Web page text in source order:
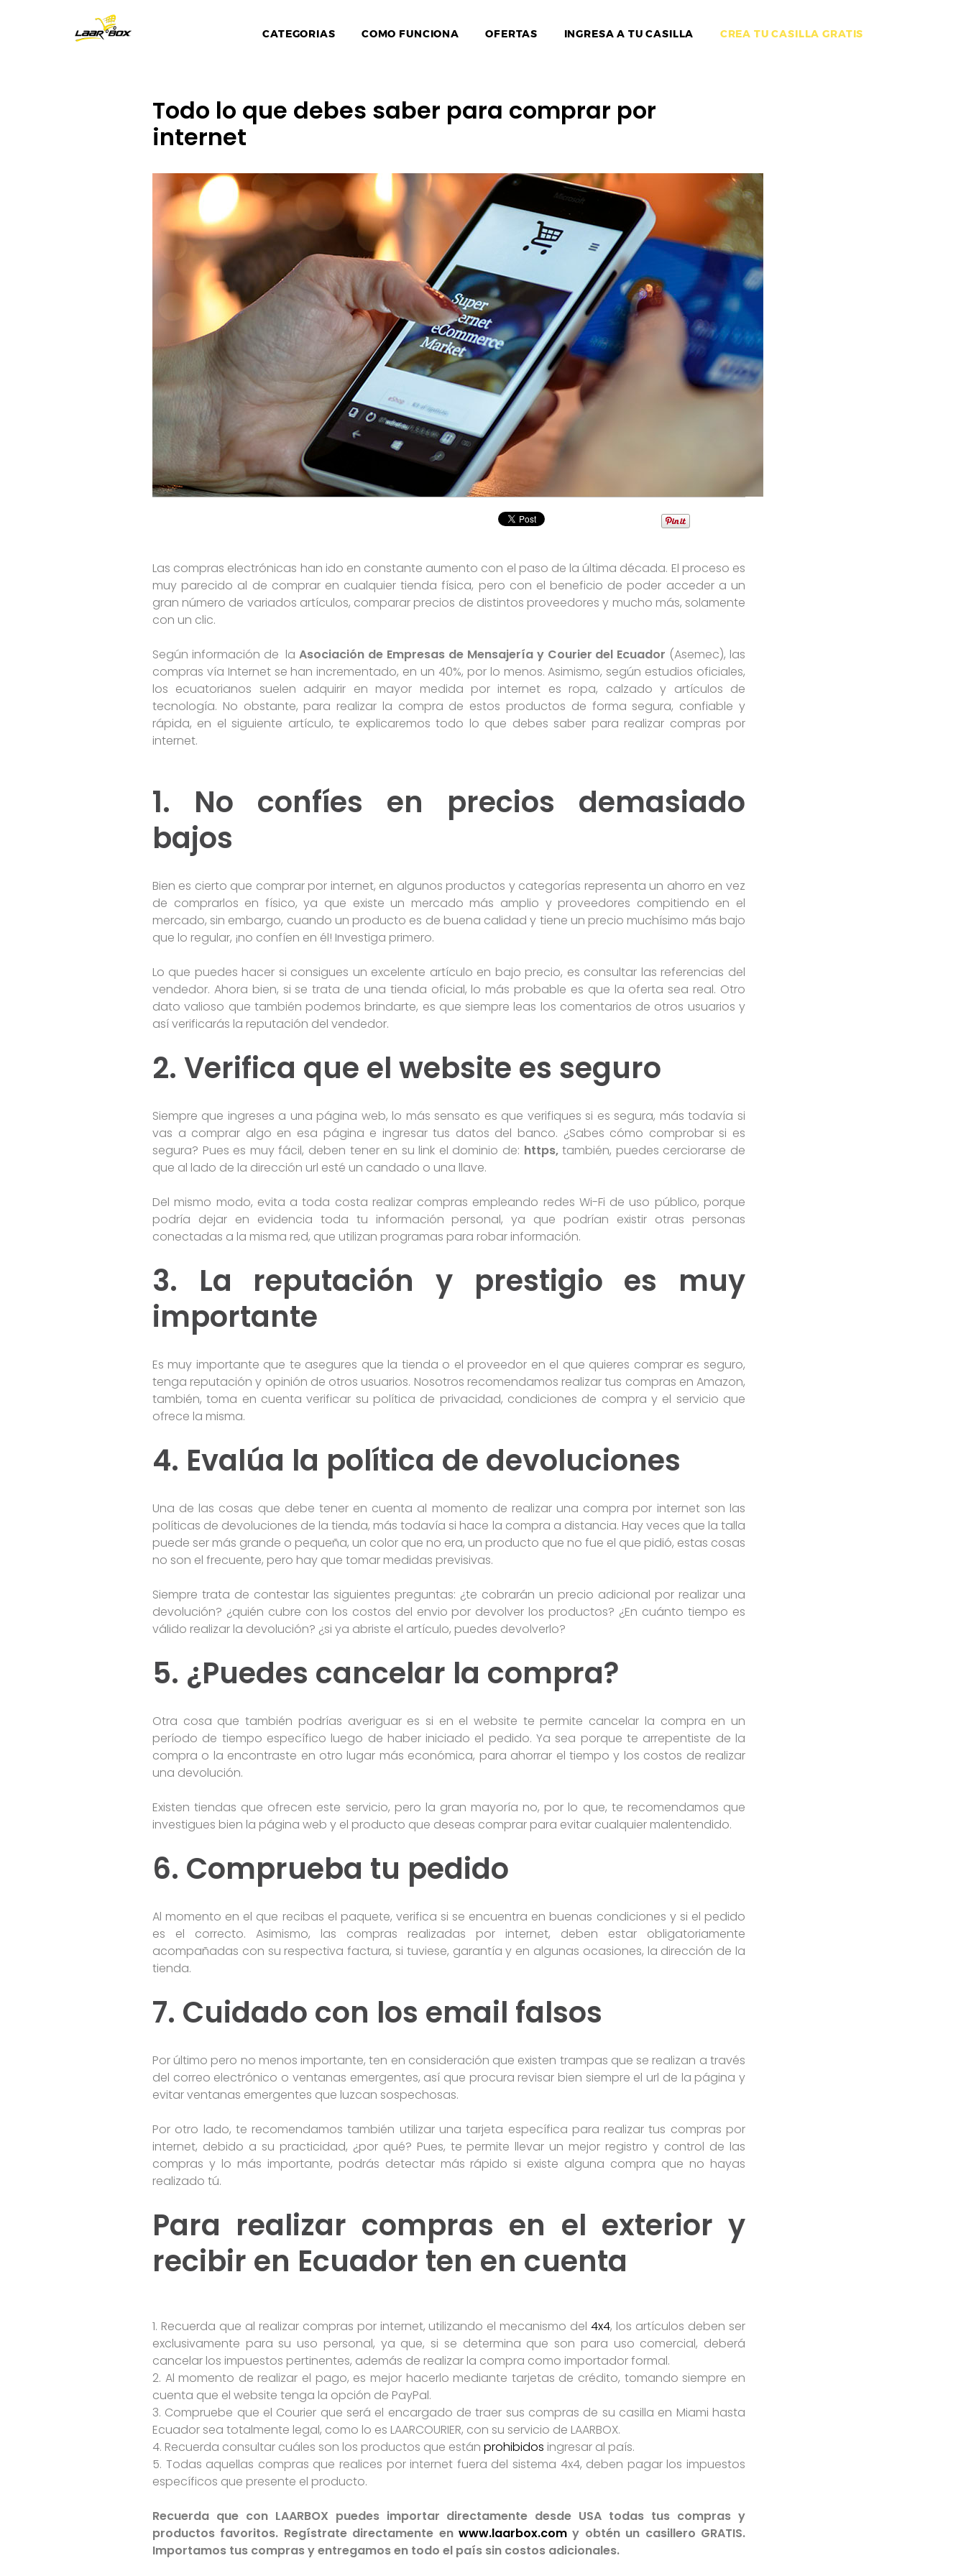
CATEGORIAS COMO FUNCIONA OFERTAS INGRESA A TU CASILLA CREA TU CASILLA GRATIS
Todo lo que debes saber para comprar por
internet
Las compras electrónicas han ido en constante aumento con el paso de la última década. El proceso es
muy parecido al de comprar en cualquier tienda física, pero con el beneficio de poder acceder a un
gran número de variados artículos, comparar precios de distintos proveedores y mucho más, solamente
con un clic.
Según información de laAsociación de Empresas de Mensajería y Courier del Ecuador (Asemec), las
compras vía Internet se han incrementado, en un 40%, por lo menos. Asimismo, según estudios oficiales,
los ecuatorianos suelen adquirir en mayor medida por internet es ropa, calzado y artículos de
tecnología. No obstante, para realizar la compra de estos productos de forma segura, confiable y
rápida, en el siguiente artículo, te explicaremos todo lo que debes saber para realizar compras por
internet.
1. No confíes en precios demasiado
bajos
Bien es cierto que comprar por internet, en algunos productos y categorías representa un ahorro en vez
de comprarlos en físico, ya que existe un mercado más amplio y proveedores compitiendo en el
mercado, sin embargo, cuando un producto es de buena calidad y tiene un precio muchísimo más bajo
que lo regular, ¡no confíen en él! Investiga primero.
Lo que puedes hacer si consigues un excelente artículo en bajo precio, es consultar las referencias del
vendedor. Ahora bien, si se trata de una tienda oficial, lo más probable es que la oferta sea real. Otro
dato valioso que también podemos brindarte, es que siempre leas los comentarios de otros usuarios y
así verificarás la reputación del vendedor.
2. Verifica que el website es seguro
Siempre que ingreses a una página web, lo más sensato es que verifiques si es segura, más todavía si
vas a comprar algo en esa página e ingresar tus datos del banco. ¿Sabes cómo comprobar si es
segura? Pues es muy fácil, deben tener en su link el dominio de: https,también, puedes cerciorarse de
que al lado de la dirección url esté un candado o una llave.
Del mismo modo, evita a toda costa realizar compras empleando redes Wi-Fi de uso público, porque
podría dejar en evidencia toda tu información personal, ya que podrían existir otras personas
conectadas a la misma red, que utilizan programas para robar información.
3. La reputación y prestigio es muy
importante
Es muy importante que te asegures que la tienda o el proveedor en el que quieres comprar es seguro,
tenga reputación y opinión de otros usuarios. Nosotros recomendamos realizar tus compras en Amazon,
también, toma en cuenta verificar su política de privacidad, condiciones de compra y el servicio que
ofrece la misma.
4. Evalúa la política de devoluciones
Una de las cosas que debe tener en cuenta al momento de realizar una compra por internet son las
políticas de devoluciones de la tienda, más todavía si hace la compra a distancia. Hay veces que la talla
puede ser más grande o pequeña, un color que no era, un producto que no fue el que pidió, estas cosas
no son el frecuente, pero hay que tomar medidas previsivas.
Siempre trata de contestar las siguientes preguntas: ¿te cobrarán un precio adicional por realizar una
devolución? ¿quién cubre con los costos del envio por devolver los productos? ¿En cuánto tiempo es
válido realizar la devolución? ¿si ya abriste el artículo, puedes devolverlo?
5. ¿Puedes cancelar la compra?
Otra cosa que también podrías averiguar es si en el website te permite cancelar la compra en un
período de tiempo específico luego de haber iniciado el pedido. Ya sea porque te arrepentiste de la
compra o la encontraste en otro lugar más económica, para ahorrar el tiempo y los costos de realizar
una devolución.
Existen tiendas que ofrecen este servicio, pero la gran mayoría no, por lo que, te recomendamos que
investigues bien la página web y el producto que deseas comprar para evitar cualquier malentendido.
6. Comprueba tu pedido
Al momento en el que recibas el paquete, verifica si se encuentra en buenas condiciones y si el pedido
es el correcto. Asimismo, las compras realizadas por internet, deben estar obligatoriamente
acompañadas con su respectiva factura, si tuviese, garantía y en algunas ocasiones, la dirección de la
tienda.
7. Cuidado con los email falsos
Por último pero no menos importante, ten en consideración que existen trampas que se realizan a través
del correo electrónico o ventanas emergentes, así que procura revisar bien siempre el url de la página y
evitar ventanas emergentes que luzcan sospechosas.
Por otro lado, te recomendamos también utilizar una tarjeta específica para realizar tus compras por
internet, debido a su practicidad, ¿por qué? Pues, te permite llevar un mejor registro y control de las
compras y lo más importante, podrás detectar más rápido si existe alguna compra que no hayas
realizado tú.
Para realizar compras en el exterior y
recibir en Ecuador ten en cuenta
1. Recuerda que al realizar compras por internet, utilizando el mecanismo del4x4, los artículos deben ser
exclusivamente para su uso personal, ya que, si se determina que son para uso comercial, deberá
cancelar los impuestos pertinentes, además de realizar la compra como importador formal.
2. Al momento de realizar el pago, es mejor hacerlo mediante tarjetas de crédito, tomando siempre en
cuenta que el website tenga la opción de PayPal.
3. Compruebe que el Courier que será el encargado de traer sus compras de su casilla en Miami hasta
Ecuador sea totalmente legal, como lo es LAARCOURIER, con su servicio de LAARBOX.
4. Recuerda consultar cuáles son los productos que están prohibidos ingresar al país.
5. Todas aquellas compras que realices por internet fuera del sistema 4x4, deben pagar los impuestos
específicos que presente el producto.
Recuerda que con LAARBOX puedes importar directamente desde USA todas tus compras y
productos favoritos. Regístrate directamente en www.laarbox.comy obtén un casillero GRATIS.
Importamos tus compras y entregamos en todo el país sin costos adicionales.